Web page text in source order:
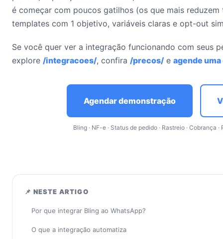
é começar com poucos gatilhos (os que mais
templates com 1 objetivo, variáveis claras e opt-out
Se você quer ver a integração funcionando com seus
explore /integracoes/, confira /precos/ e agende
Agendar demonstração
Bling · NF-e · Status de pedido · Rastreio · Cobrança
📌 NESTE ARTIGO
Por que integrar Bling ao WhatsApp?
O que a integração automatiza